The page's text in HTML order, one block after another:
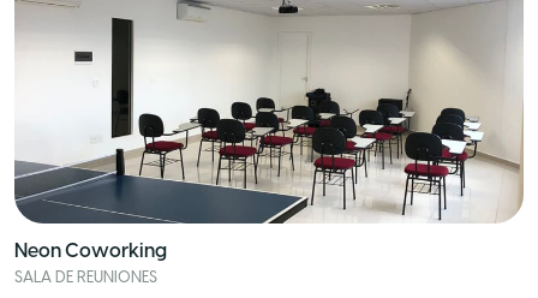
Neon Coworking
SALA DE REUNIONES